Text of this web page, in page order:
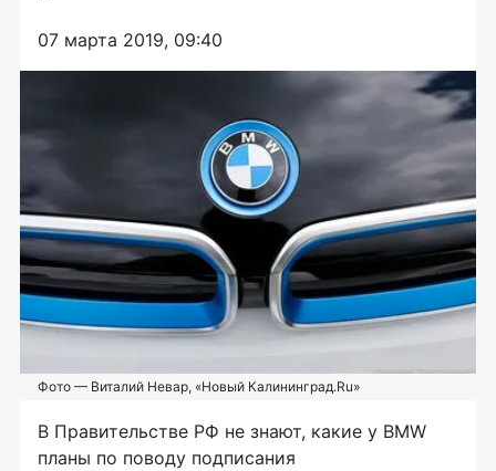
07 марта 2019, 09:40
Фото — Виталий Невар, «Новый Калининград.Ru»
В Правительстве РФ не знают, какие у BMW
планы по поводу подписания